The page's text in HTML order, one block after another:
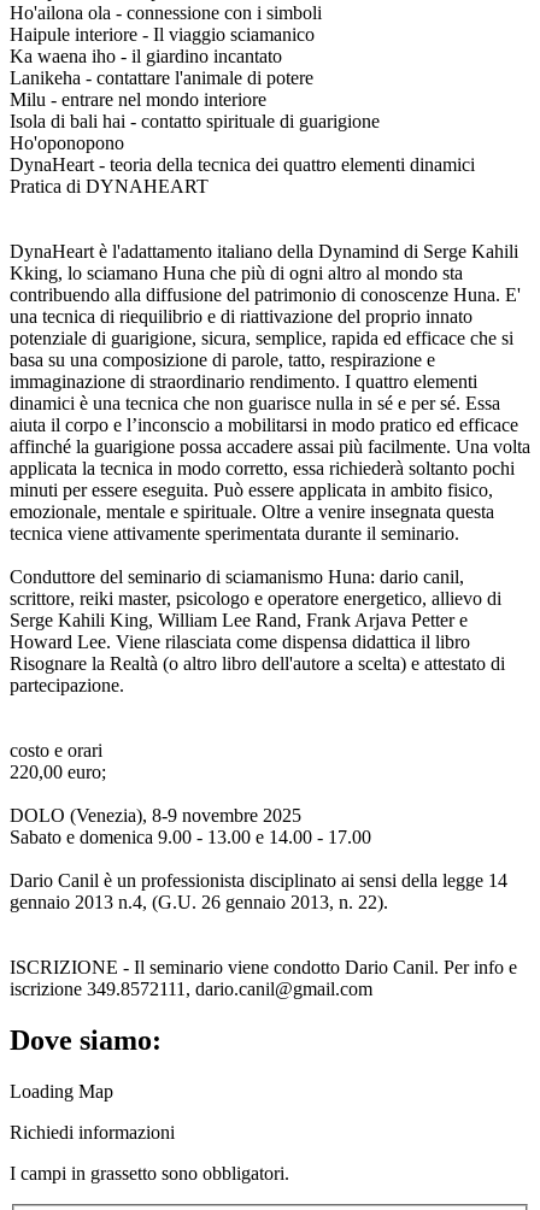
Ho'ailona ola - connessione con i simboli
Haipule interiore - Il viaggio sciamanico
Ka waena iho - il giardino incantato
Lanikeha - contattare l'animale di potere
Milu - entrare nel mondo interiore
Isola di bali hai - contatto spirituale di guarigione
Ho'oponopono
DynaHeart - teoria della tecnica dei quattro elementi dinamici
Pratica di DYNAHEART
DynaHeart è l'adattamento italiano della Dynamind di Serge Kahili
Kking, lo sciamano Huna che più di ogni altro al mondo sta
contribuendo alla diffusione del patrimonio di conoscenze Huna. E'
una tecnica di riequilibrio e di riattivazione del proprio innato
potenziale di guarigione, sicura, semplice, rapida ed efficace che si
basa su una composizione di parole, tatto, respirazione e
immaginazione di straordinario rendimento. I quattro elementi
dinamici è una tecnica che non guarisce nulla in sé e per sé. Essa
aiuta il corpo e l’inconscio a mobilitarsi in modo pratico ed efficace
affinché la guarigione possa accadere assai più facilmente. Una volta
applicata la tecnica in modo corretto, essa richiederà soltanto pochi
minuti per essere eseguita. Può essere applicata in ambito fisico,
emozionale, mentale e spirituale. Oltre a venire insegnata questa
tecnica viene attivamente sperimentata durante il seminario.
Conduttore del seminario di sciamanismo Huna: dario canil,
scrittore, reiki master, psicologo e operatore energetico, allievo di
Serge Kahili King, William Lee Rand, Frank Arjava Petter e
Howard Lee. Viene rilasciata come dispensa didattica il libro
Risognare la Realtà (o altro libro dell'autore a scelta) e attestato di
partecipazione.
costo e orari
220,00 euro;
DOLO (Venezia), 8-9 novembre 2025
Sabato e domenica 9.00 - 13.00 e 14.00 - 17.00
Dario Canil è un professionista disciplinato ai sensi della legge 14
gennaio 2013 n.4, (G.U. 26 gennaio 2013, n. 22).
ISCRIZIONE - Il seminario viene condotto Dario Canil. Per info e
iscrizione 349.8572111, dario.canil@gmail.com
Dove siamo:
Loading Map
Richiedi informazioni
I campi in grassetto sono obbligatori.